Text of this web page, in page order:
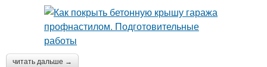
читать дальше →